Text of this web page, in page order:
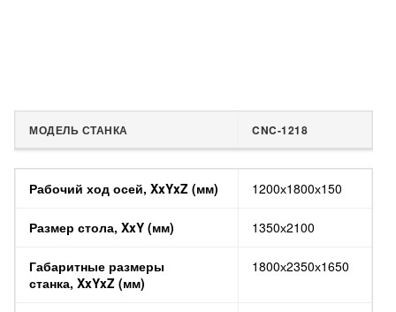
МОДЕЛЬ СТАНКА CNC-1218
Рабочий ход осей, XxYxZ (мм) 1200х1800х150
Размер стола, XxY (мм) 1350х2100
Габаритные размеры
станка, XxYxZ (мм)
1800х2350х1650